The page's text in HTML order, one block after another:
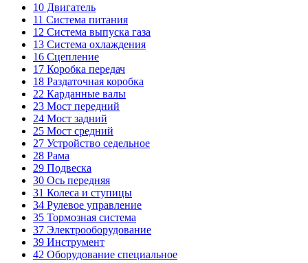
10 Двигатель
11 Система питания
12 Система выпуска газа
13 Система охлаждения
16 Сцепление
17 Коробка передач
18 Раздаточная коробка
22 Карданные валы
23 Мост передний
24 Мост задний
25 Мост средний
27 Устройство седельное
28 Рама
29 Подвеска
30 Ось передняя
31 Колеса и ступицы
34 Рулевое управление
35 Тормозная система
37 Электрооборудование
39 Инструмент
42 Оборудование специальное